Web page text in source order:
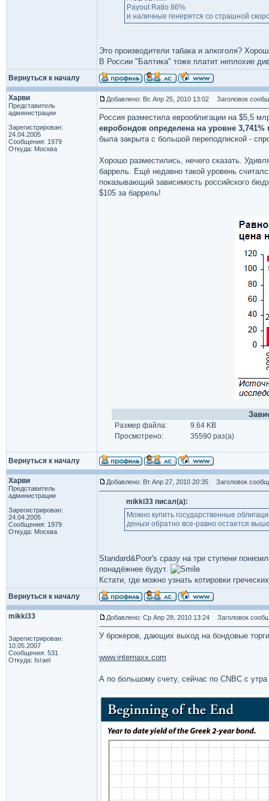
Payout Ratio 86%
и наличные генерятся со страшной
Это производители табака и алкоголя?
В России "Балтика" тоже платит неплохие
Вернуться к началу
Харви
Представитель
администрации
Зарегистрирован:
24.04.2005
Сообщения: 1979
Откуда: Москва
Добавлено: Вс Апр 25, 2010 13:02 Заголовок
Россия разместила еврооблигации на $5,5
евробондов определена на уровне
была закрыта с большой переподпиской -
Хорошо разместились, нечего сказать.
баррель. Ещё недавно такой уровень
показывающий зависимость российского
$105 за баррель!
Размер файла:
9.64 KB
Просмотрено:
35590 раз(а)
Вернуться к началу
Харви
Представитель
администрации
Зарегистрирован:
24.04.2005
Сообщения: 1979
Откуда: Москва
Добавлено: Вт Апр 27, 2010 20:35 Заголовок
mikki33 писал(а):
Можно купить государственные
деньги обратно все-равно остается
Standard&Poor's сразу на три ступени
понадёжнее будут.
Кстати, где можно узнать котировки
Вернуться к началу
mikki33
Зарегистрирован:
10.05.2007
Сообщения: 531
Откуда: Israel
Добавлено: Ср Апр 28, 2010 13:24 Заголовок
У брокеров, дающих выход на бондовые
www.internaxx.com
А по большому счету, сейчас по CNBC с